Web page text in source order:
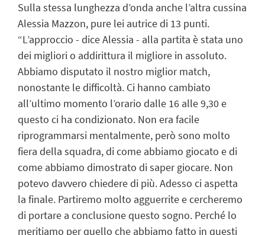
Sulla stessa lunghezza d’onda anche l’altra cussina
Alessia Mazzon, pure lei autrice di 13 punti.
“L’approccio - dice Alessia - alla partita è stata uno
dei migliori o addirittura il migliore in assoluto.
Abbiamo disputato il nostro miglior match,
nonostante le difficoltà. Ci hanno cambiato
all’ultimo momento l’orario dalle 16 alle 9,30 e
questo ci ha condizionato. Non era facile
riprogrammarsi mentalmente, però sono molto
fiera della squadra, di come abbiamo giocato e di
come abbiamo dimostrato di saper giocare. Non
potevo davvero chiedere di più. Adesso ci aspetta
la finale. Partiremo molto agguerrite e cercheremo
di portare a conclusione questo sogno. Perché lo
meritiamo per quello che abbiamo fatto in questi